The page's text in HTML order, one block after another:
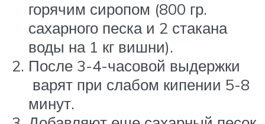
горячим сиропом (800 гр.
сахарного песка и 2 стакана
воды на 1 кг вишни).
После 3-4-часовой выдержки
варят при слабом кипении 5-8
минут.